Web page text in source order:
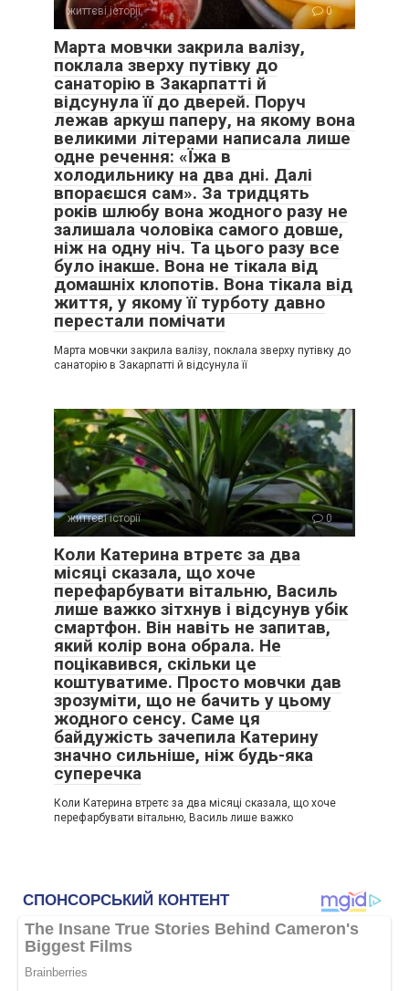
життєві історії 0
Марта мовчки закрила валізу,
поклала зверху путівку до
санаторію в Закарпатті й
відсунула її до дверей. Поруч
лежав аркуш паперу, на якому вона
великими літерами написала лише
одне речення: «Їжа в
холодильнику на два дні. Далі
впораєшся сам». За тридцять
років шлюбу вона жодного разу не
залишала чоловіка самого довше,
ніж на одну ніч. Та цього разу все
було інакше. Вона не тікала від
домашніх клопотів. Вона тікала від
життя, у якому її турботу давно
перестали помічати
Марта мовчки закрила валізу, поклала зверху путівку до
санаторію в Закарпатті й відсунула її
життєві історії 0
Коли Катерина втретє за два
місяці сказала, що хоче
перефарбувати вітальню, Василь
лише важко зітхнув і відсунув убік
смартфон. Він навіть не запитав,
який колір вона обрала. Не
поцікавився, скільки це
коштуватиме. Просто мовчки дав
зрозуміти, що не бачить у цьому
жодного сенсу. Саме ця
байдужість зачепила Катерину
значно сильніше, ніж будь-яка
суперечка
Коли Катерина втретє за два місяці сказала, що хоче
перефарбувати вітальню, Василь лише важко